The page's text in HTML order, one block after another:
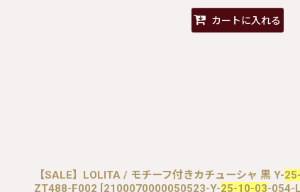
カートに入れる
【SALE】LOLITA / モチーフ付きカチューシャ 黒 Y-
ZT488-F002 [2100070000050523-Y-25-10-03-054-